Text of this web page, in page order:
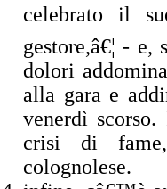
celebrato il
gestore,â€¦ -
dolori
alla gara e
venerdì
crisi di
colognolese.